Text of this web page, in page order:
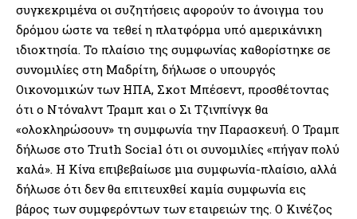
συγκεκριμένα οι συζητήσεις αφορούν το άνοιγμα του
δρόμου ώστε να τεθεί η πλατφόρμα υπό αμερικάνικη
ιδιοκτησία. Το πλαίσιο της συμφωνίας καθορίστηκε σε
συνομιλίες στη Μαδρίτη, δήλωσε ο υπουργός
Οικονομικών των ΗΠΑ, Σκοτ ​​Μπέσεντ, προσθέτοντας
ότι ο Ντόναλντ Τραμπ και ο Σι Τζινπίνγκ θα
«ολοκληρώσουν» τη συμφωνία την Παρασκευή. Ο Τραμπ
δήλωσε στο Truth Social ότι οι συνομιλίες «πήγαν πολύ
καλά». Η Κίνα επιβεβαίωσε μια συμφωνία-πλαίσιο, αλλά
δήλωσε ότι δεν θα επιτευχθεί καμία συμφωνία εις
βάρος των συμφερόντων των εταιρειών της. Ο Κινέζος